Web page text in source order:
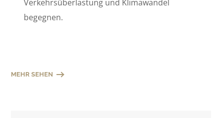
Verkehrsüberlastung und Klimawandel
begegnen.
MEHR SEHEN